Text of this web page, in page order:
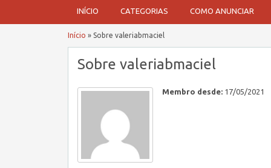
INÍCIO CATEGORIAS COMO ANUNCIAR
Início » Sobre valeriabmaciel
Sobre valeriabmaciel
Membro desde: 17/05/2021